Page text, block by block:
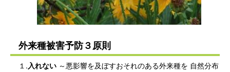
外来種被害予防３原則
１. 入れない ～悪影響を及ぼすおそれのある外来種を 自然分布